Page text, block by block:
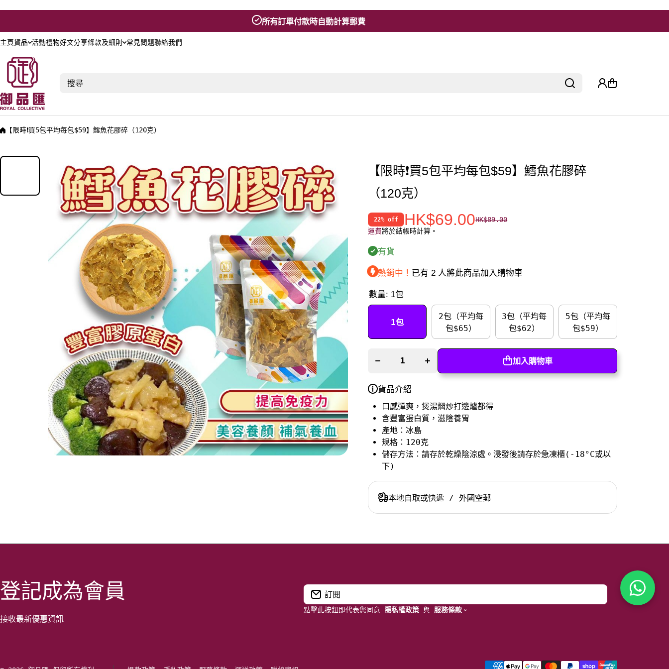
所有訂單付款時自動計算郵費
主頁貨品 活動禮物好文分享條款及細則 常見問題聯絡我們
搜尋
【限時❗買5包平均每包$59】鱈魚花膠碎（120克）
【限時❗買5包平均每包$59】鱈魚花膠碎
（120克）
22% off HK$69.00HK$89.00
運費將於結帳時計算。
有貨
熱銷中！ 已有2 人將此商品加入購物車
數量: 1包
1包
2包（平均每
包$65）
2包（平均每
3包（平均每
包$62）
3包（平均每
包$62）
5包（平均每
包$59）
5包（平均每
減少
均每
碎
（120
克）
的數
量
【限
時❗買
均每
$59】
克）
的數
加入購物車
加入購物車
貨品介紹
口感彈爽，煲湯燜炒打邊爐都得
含豐富蛋白質，滋陰養胃
產地：冰島
規格：120克
儲存方法：請存於乾燥陰涼處。浸發後請存於急凍櫃(-18°C或以
下)
本地自取或快遞 / 外國空郵
登記成為會員
接收最新優惠資訊
訂閱
點擊此按鈕即代表您同意 隱私權政策 與 服務條款 。